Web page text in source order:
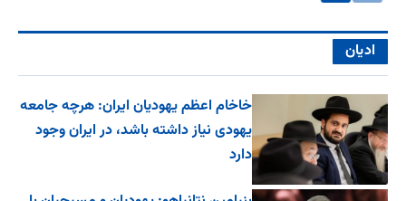
ادیان
خاخام اعظم یهودیان ایران: هرچه جامعه
یهودی نیاز داشته باشد، در ایران وجود
دارد